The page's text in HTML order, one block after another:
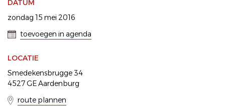
DATUM
zondag 15 mei 2016
toevoegen in agenda
LOCATIE
Smedekensbrugge 34
4527 GE Aardenburg
route plannen